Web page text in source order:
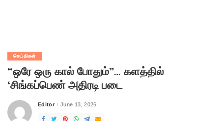
செய்திகள்
“ஒரே ஒரு கால் போதும்”… களத்தில்
‘சிங்கப்பெண் அதிரடி படை
Posted
Editor June 13, 2026